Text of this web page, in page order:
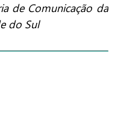
de Comunicação da
do Sul